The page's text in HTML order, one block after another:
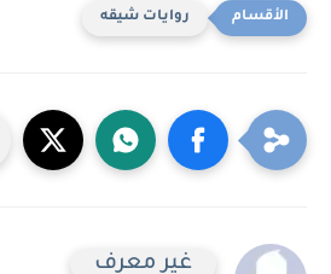
روايات شيقه
غير معرف